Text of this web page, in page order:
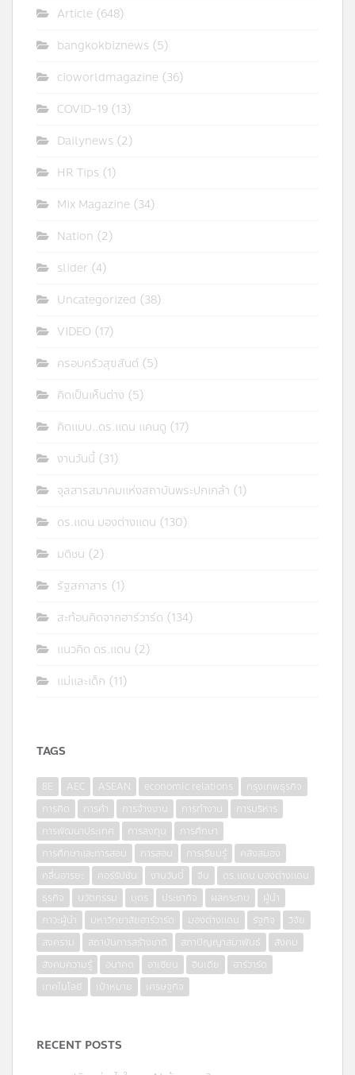
Article (648)
bangkokbiznews (5)
cioworldmagazine (36)
COVID-19 (13)
Dailynews (2)
HR Tips (1)
Mix Magazine (34)
Nation (2)
slider (4)
Uncategorized (38)
VIDEO (17)
ครอบครัวสุขสันต์ (5)
คิดเป็นเห็นต่าง (5)
คิดแบบ..ดร.แดน แคนดู (17)
งานวันนี้ (31)
จุลสารสมาคมแห่งสถาบันพระปกเกล้า (1)
ดร.แดน มองต่างแดน (130)
มติชน (2)
รัฐสภาสาร (1)
สะท้อนคิดจากฮาร์วาร์ด (134)
แนวคิด ดร.แดน (2)
แม่และเด็ก (11)
TAGS
8E AEC ASEAN economic relations
กรุงเทพธุรกิจ
การคิด
การค้า การจ้างงาน การทำงาน
การบริหาร
การพัฒนาประเทศ
การลงทุน
การศึกษา
การศึกษาและการสอน
การสอน การเรียนรู้
คลังสมอง
คลื่นอารยะ
คอร์รัปชั่น งานวันนี้ จีน
ดร.แดน มองต่างแดน
ธุรกิจ
นวัตกรรม บุตร ประชากิจ ผลกระทบ
ผู้นำ
ภาวะผู้นำ
มหาวิทยาลัยฮาร์วาร์ด มองต่างแดน รัฐกิจ
วิจัย
สงคราม
สถาบันการสร้างชาติ สภาปัญญาสมาพันธ์
สังคม
สังคมความรู้
อนาคต อาเซียน อินเดีย
ฮาร์วาร์ด
เทคโนโลยี
เป้าหมาย เศรษฐกิจ
RECENT POSTS